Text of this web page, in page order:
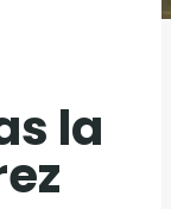
la